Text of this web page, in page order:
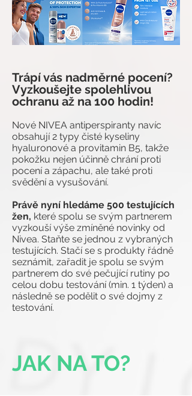
Trápí vás nadměrné pocení?
Vyzkoušejte spolehlivou
ochranu až na 100 hodin!
Nové NIVEA antiperspiranty navíc
obsahují 2 typy čisté kyseliny
hyaluronové a provitamin B5, takže
pokožku nejen účinně chrání proti
pocení a zápachu, ale také proti
svědění a vysušování.
Právě nyní hledáme 500 testujících
žen, které spolu se svým partnerem
vyzkouší výše zmíněné novinky od
Nivea. Staňte se jednou z vybraných
testujících. Stačí se s produkty řádně
seznámit, zařadit je spolu se svým
partnerem do své pečující rutiny po
celou dobu testování (min. 1 týden) a
následně se podělit o své dojmy z
testování.
JAK NA TO?